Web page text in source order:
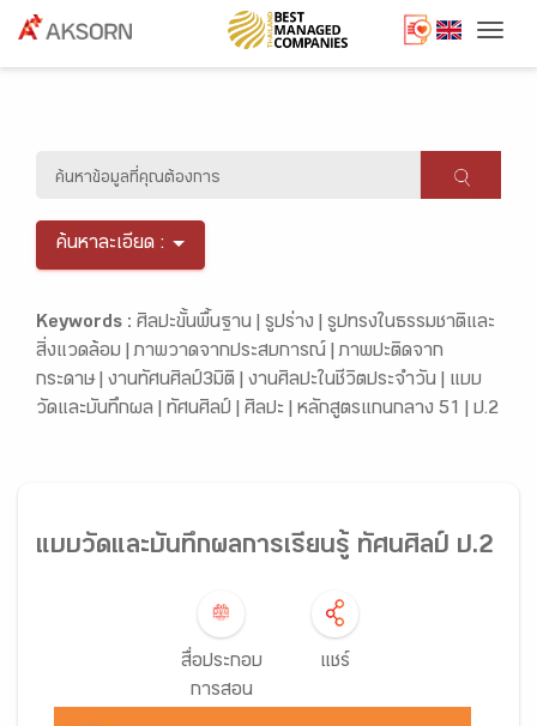
ค้นหาละเอียด :
Keywords : ศิลปะขั้นพื้นฐาน | รูปร่าง | รูปทรงในธรรมชาติและ
สิ่งแวดล้อม |ภาพวาดจากประสบการณ์ |ภาพปะติดจาก
กระดาษ | งานทัศนศิลป์3มิติ | งานศิลปะในชีวิตประจำวัน | แบบ
วัดและบันทึกผล | ทัศนศิลป์ | ศิลปะ | หลักสูตรแกนกลาง 51 | ป.2
แบบวัดและบันทึกผลการเรียนรู้ ทัศนศิลป์ ป.2
สื่อประกอบ
การสอน
แชร์